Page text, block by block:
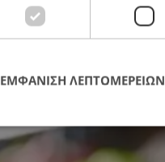
ΕΜΦΑΝΙΣΗ ΛΕΠΤΟΜΕΡΕΙΩΝ